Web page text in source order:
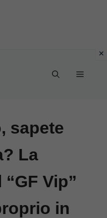
Menu
sapete
La
Vip”
in